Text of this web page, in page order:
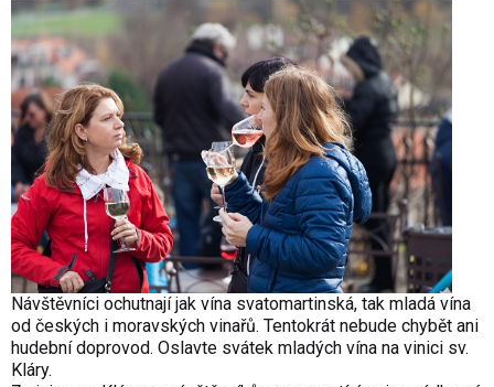
Návštěvníci ochutnají jak vína svatomartinská, tak mladá vína
od českých i moravských vinařů. Tentokrát nebude chybět ani
hudební doprovod. Oslavte svátek mladých vína na vinici sv.
Kláry.